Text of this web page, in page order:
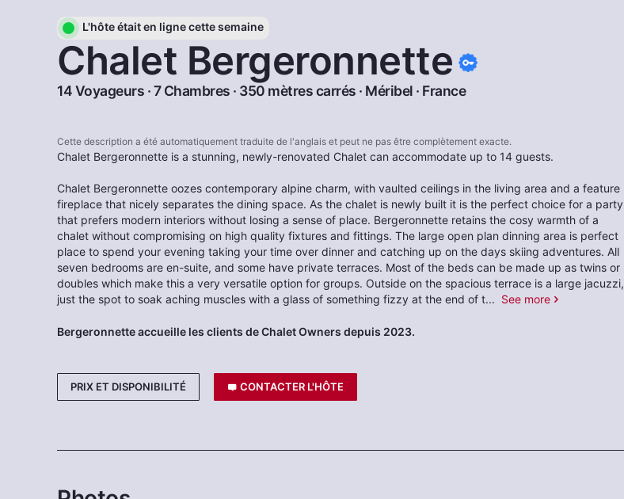
L'hôte était en ligne cette semaine
Chalet Bergeronnette
14 Voyageurs · 7 Chambres · 350 mètres carrés · Méribel · France
Cette description a été automatiquement traduite de l'anglais et peut ne pas être complètement exacte.
Chalet Bergeronnette is a stunning, newly-renovated Chalet can accommodate up to 14 guests.
Chalet Bergeronnette oozes contemporary alpine charm, with vaulted ceilings in the living area and a feature
fireplace that nicely separates the dining space. As the chalet is newly built it is the perfect choice for a party
that prefers modern interiors without losing a sense of place. Bergeronnette retains the cosy warmth of a
chalet without compromising on high quality fixtures and fittings. The large open plan dinning area is perfect
place to spend your evening taking your time over dinner and catching up on the days skiing adventures. All
seven bedrooms are en-suite, and some have private terraces. Most of the beds can be made up as twins or
doubles which make this a very versatile option for groups. Outside on the spacious terrace is a large jacuzzi,
just the spot to soak aching muscles with a glass of something fizzy at the end of t... See more
Bergeronnette accueille les clients de Chalet Owners depuis 2023.
PRIX ET DISPONIBILITÉ CONTACTER L'HÔTE